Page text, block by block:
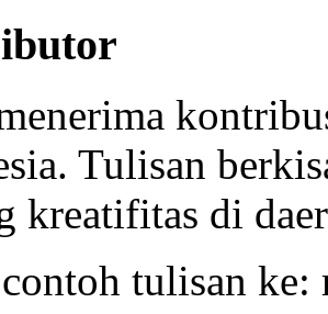
Tulisan
kreatifitas di
tulisan ke: